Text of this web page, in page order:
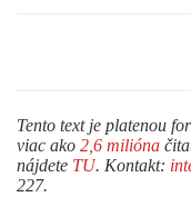
Tento text je platenou
viac ako 2,6 milióna
nájdete TU. Kontakt:
227.